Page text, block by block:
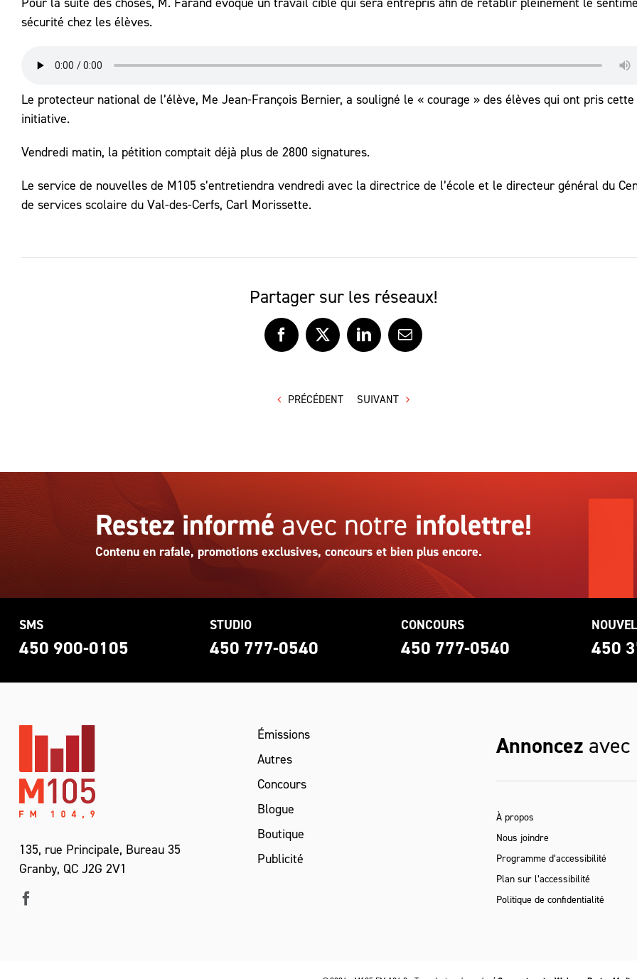
sécurité chez les élèves.
Le protecteur national de l’élève, Me Jean-François Bernier, a souligné le « courage » des élèves qui ont pris cette
initiative.
Vendredi matin, la pétition comptait déjà plus de 2800 signatures.
Le service de nouvelles de M105 s’entretiendra vendredi avec la directrice de l’école et le directeur général du
de services scolaire du Val-des-Cerfs, Carl Morissette.
Partager sur les réseaux!
Facebook
X LinkedInCourriel
PRÉCÉDENT SUIVANT
Restez informé avec notre infolettre!
Contenu en rafale, promotions exclusives, concours et bien plus encore.
SMS
450 900-0105
STUDIO
450 777-0540
CONCOURS
450 777-0540 450
135, rue Principale, Bureau 35
Granby, QC J2G 2V1
Émissions
Autres
Concours
Blogue
Boutique
Publicité
Annoncez avec
À propos
Nous joindre
Programme d’accessibilité
Plan sur l’accessibilité
Politique de confidentialité